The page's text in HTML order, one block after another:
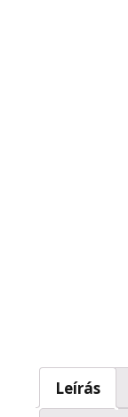
Leírás